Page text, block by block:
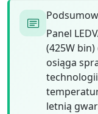
Panel
(425W
osiąga
technologii
letnią